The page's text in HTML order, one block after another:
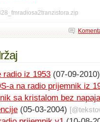
radio iz 1953 (07-09-2010)
a na radio prijemnik iz
sa kristalom bez
(05-03-2004) [@